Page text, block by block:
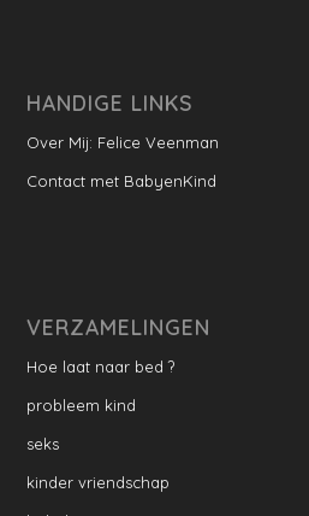
HANDIGE LINKS
Over Mij: Felice Veenman
Contact met BabyenKind
VERZAMELINGEN
Hoe laat naar bed ?
probleem kind
seks
kinder vriendschap